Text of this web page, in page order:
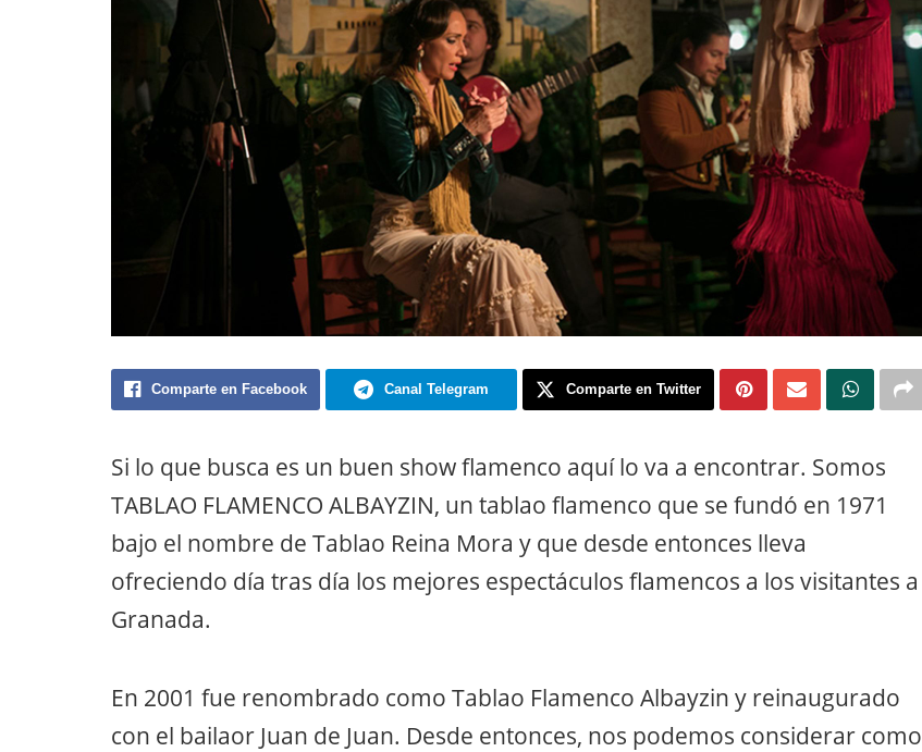
Comparte en Facebook Canal Telegram Comparte en Twitter
Si lo que busca es un buen show flamenco aquí lo va a encontrar. Somos
TABLAO FLAMENCO ALBAYZIN, un tablao flamenco que se fundó en 1971
bajo el nombre de Tablao Reina Mora y que desde entonces lleva
ofreciendo día tras día los mejores espectáculos flamencos a los visitantes a
Granada.
En 2001 fue renombrado como Tablao Flamenco Albayzin y reinaugurado
con el bailaor Juan de Juan. Desde entonces, nos podemos considerar como